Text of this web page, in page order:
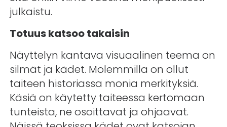
julkaistu.
Totuus katsoo takaisin
Näyttelyn kantava visuaalinen teema on
silmät ja kädet. Molemmilla on ollut
taiteen historiassa monia merkityksiä.
Käsiä on käytetty taiteessa kertomaan
tunteista, ne osoittavat ja ohjaavat.